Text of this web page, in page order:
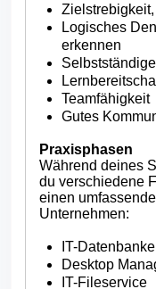
Logisches
erkennen
Teamfähigkeit
Gutes
Praxisphasen
Während deines
du verschiedene
einen
Unternehmen:
IT-
Desktop
IT-Fileservice